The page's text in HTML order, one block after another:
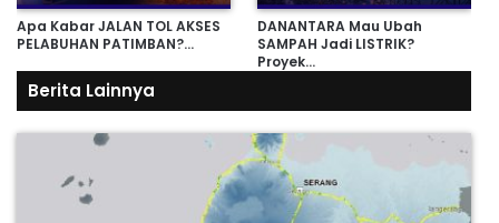
Apa Kabar JALAN TOL AKSES
PELABUHAN PATIMBAN?…
DANANTARA Mau Ubah
SAMPAH Jadi LISTRIK?
Proyek…
Berita Lainnya